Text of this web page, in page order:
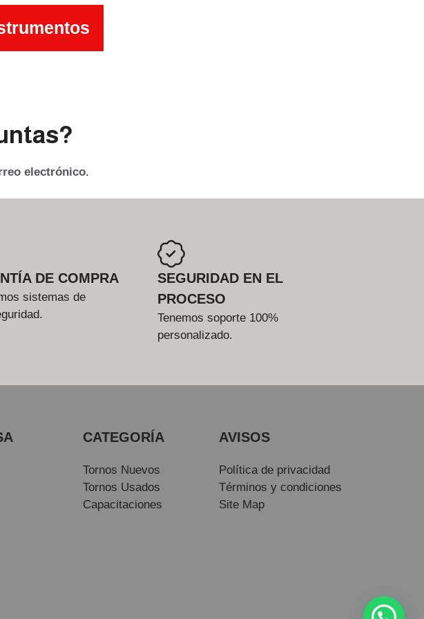
electrónico.
DE COMPRA
sistemas de
SEGURIDAD EN EL
PROCESO
Tenemos soporte 100%
personalizado.
CATEGORÍA
Tornos Nuevos
Tornos Usados
Capacitaciones
AVISOS
Política de privacidad
Términos y condiciones
Site Map